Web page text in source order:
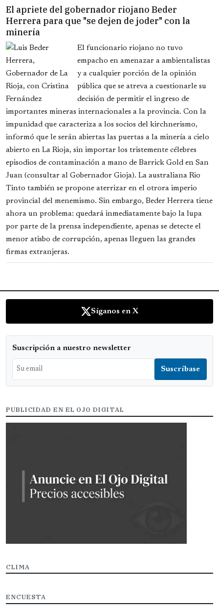
El apriete del gobernador riojano Beder
Herrera para que "se dejen de joder" con la
minería
El funcionario riojano no tuvo
empacho en amenazar a ambientalistas
y a cualquier porción de la opinión
pública que se atreva a cuestionarle su
decisión de permitir el ingreso de
importantes mineras internacionales a la provincia. Con la
impunidad que caracteriza a los socios del kirchnerismo,
informó que le serán abiertas las puertas a la minería a cielo
abierto en La Rioja, sin importar los tristemente célebres
episodios de contaminación a mano de Barrick Gold en San
Juan (consultar al Gobernador Gioja). La australiana Rio
Tinto también se propone aterrizar en el otrora imperio
provincial del menemismo. Sin embargo, Beder Herrera tiene
ahora un problema: quedará inmediatamente bajo la lupa
por parte de la prensa independiente, apenas se detecte el
menor atisbo de corrupción, apenas lleguen las grandes
firmas extranjeras.
Síganos en X
Suscripción a nuestro newsletter
PUBLICIDAD EN EL OJO DIGITAL
CLIMA
ENCUESTA